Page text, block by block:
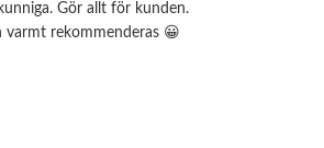
Gör allt för kunden.
varmt rekommenderas 😀